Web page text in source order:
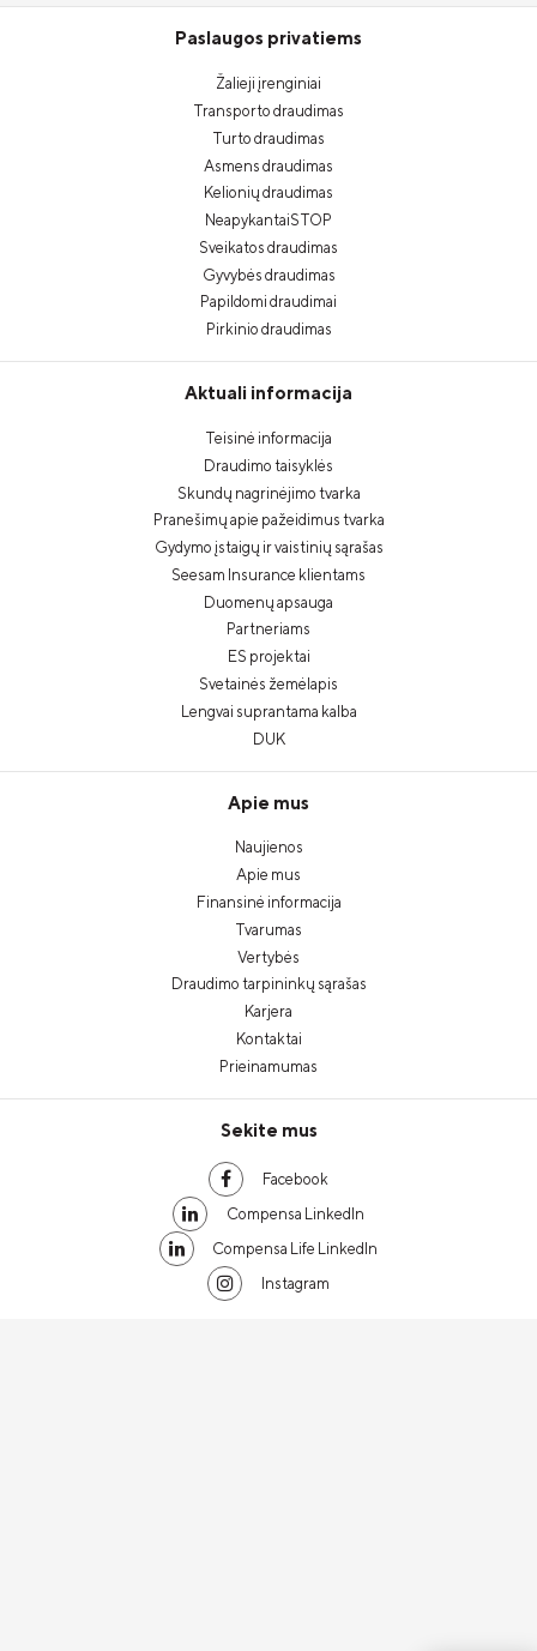
Paslaugos privatiems
Žalieji įrenginiai
Transporto draudimas
Turto draudimas
Asmens draudimas
Kelionių draudimas
NeapykantaiSTOP
Sveikatos draudimas
Gyvybės draudimas
Papildomi draudimai
Pirkinio draudimas
Aktuali informacija
Teisinė informacija
Draudimo taisyklės
Skundų nagrinėjimo tvarka
Pranešimų apie pažeidimus tvarka
Gydymo įstaigų ir vaistinių sąrašas
Seesam Insurance klientams
Duomenų apsauga
Partneriams
ES projektai
Svetainės žemėlapis
Lengvai suprantama kalba
DUK
Apie mus
Naujienos
Apie mus
Finansinė informacija
Tvarumas
Vertybės
Draudimo tarpininkų sąrašas
Karjera
Kontaktai
Prieinamumas
Sekite mus
Facebook
Compensa LinkedIn
Compensa Life LinkedIn
Instagram